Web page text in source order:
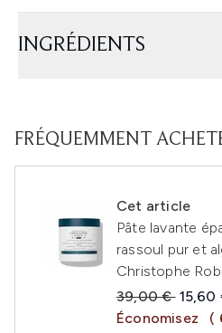
INGRÉDIENTS
FRÉQUEMMENT
Cet article
Pâte lavante
rassoul pur et
Christophe
Prix de vente :
39,00 € Prix
15,60
Économisez
(